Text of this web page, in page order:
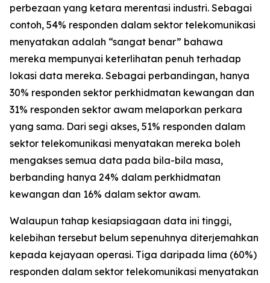
perbezaan yang ketara merentasi industri. Sebagai
contoh, 54% responden dalam sektor telekomunikasi
menyatakan adalah “sangat benar” bahawa
mereka mempunyai keterlihatan penuh terhadap
lokasi data mereka. Sebagai perbandingan, hanya
30% responden sektor perkhidmatan kewangan dan
31% responden sektor awam melaporkan perkara
yang sama. Dari segi akses, 51% responden dalam
sektor telekomunikasi menyatakan mereka boleh
mengakses semua data pada bila-bila masa,
berbanding hanya 24% dalam perkhidmatan
kewangan dan 16% dalam sektor awam.
Walaupun tahap kesiapsiagaan data ini tinggi,
kelebihan tersebut belum sepenuhnya diterjemahkan
kepada kejayaan operasi. Tiga daripada lima (60%)
responden dalam sektor telekomunikasi menyatakan